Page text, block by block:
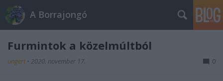
A Borrajongó
Furmintok a közelmúltból
ungert • 2020. november 17. 0